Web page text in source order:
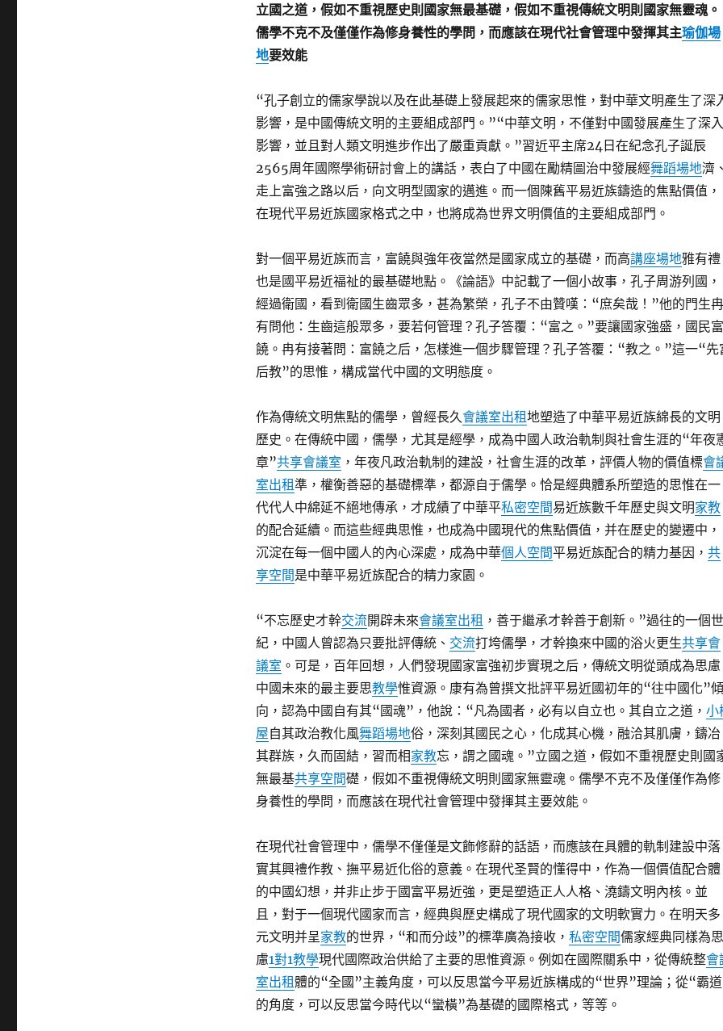
立國之道，假如不重視歷史則國家無最基礎，假如不重視傳統文明則國家無靈魂。
儒學不克不及僅僅作為修身養性的學問，而應該在現代社會管理中發揮其主瑜伽場
地要效能
“孔子創立的儒家學說以及在此基礎上發展起來的儒家思惟，對中華文明產生了深
影響，是中國傳統文明的主要組成部門。”“中華文明，不僅對中國發展產生了深入
影響，並且對人類文明進步作出了嚴重貢獻。”習近平主席24日在紀念孔子誕辰
2565周年國際學術研討會上的講話，表白了中國在勵精圖治中發展經舞蹈場地濟、
走上富強之路以后，向文明型國家的邁進。而一個陳舊平易近族鑄造的焦點價值，
在現代平易近族國家格式之中，也將成為世界文明價值的主要組成部門。
對一個平易近族而言，富饒與強年夜當然是國家成立的基礎，而高講座場地雅有禮
也是國平易近福祉的最基礎地點。《論語》中記載了一個小故事，孔子周游列國，
經過衛國，看到衛國生齒眾多，甚為繁榮，孔子不由贊嘆：“庶矣哉！”他的門生冉
有問他：生齒這般眾多，要若何管理？孔子答覆：“富之。”要讓國家強盛，國民富
饒。冉有接著問：富饒之后，怎樣進一個步驟管理？孔子答覆：“教之。”這一“先
后教”的思惟，構成當代中國的文明態度。
作為傳統文明焦點的儒學，曾經長久會議室出租地塑造了中華平易近族綿長的文明
歷史。在傳統中國，儒學，尤其是經學，成為中國人政治軌制與社會生涯的“年夜
章”共享會議室 ，年夜凡政治軌制的建設，社會生涯的改革，評價人物的價值標會
室出租準，權衡善惡的基礎標準，都源自于儒學。恰是經典體系所塑造的思惟在一
代代人中綿延不絕地傳承，才成績了中華平私密空間易近族數千年歷史與文明家教
的配合延續。而這些經典思惟，也成為中國現代的焦點價值，并在歷史的變遷中，
沉淀在每一個中國人的內心深處，成為中華個人空間平易近族配合的精力基因， 共
享空間是中華平易近族配合的精力家園。
“不忘歷史才幹交流開辟未來會議室出租 ，善于繼承才幹善于創新。”過往的一個世
紀，中國人曾認為只要批評傳統、 交流打垮儒學，才幹換來中國的浴火更生共享會
議室 。可是，百年回想，人們發現國家富強初步實現之后，傳統文明從頭成為思慮
中國未來的最主要思教學惟資源。康有為曾撰文批評平易近國初年的“往中國化”傾
向，認為中國自有其“國魂”，他說：“凡為國者，必有以自立也。其自立之道， 小
屋自其政治教化風舞蹈場地俗，深刻其國民之心，化成其心機，融洽其肌膚，鑄冶
其群族，久而固結，習而相家教忘，謂之國魂。”立國之道，假如不重視歷史則國
無最基共享空間礎，假如不重視傳統文明則國家無靈魂。儒學不克不及僅僅作為修
身養性的學問，而應該在現代社會管理中發揮其主要效能。
在現代社會管理中，儒學不僅僅是文飾修辭的話語，而應該在具體的軌制建設中落
實其興禮作教、撫平易近化俗的意義。在現代圣賢的懂得中，作為一個價值配合體
的中國幻想，并非止步于國富平易近強，更是塑造正人人格、澆鑄文明內核。並
且，對于一個現代國家而言，經典與歷史構成了現代國家的文明軟實力。在明天多
元文明并呈家教的世界，“和而分歧”的標準廣為接收， 私密空間儒家經典同樣為思
慮1對1教學現代國際政治供給了主要的思惟資源。例如在國際關系中，從傳統整會
室出租體的“全國”主義角度，可以反思當今平易近族構成的“世界”理論；從“霸
的角度，可以反思當今時代以“蠻橫”為基礎的國際格式，等等。